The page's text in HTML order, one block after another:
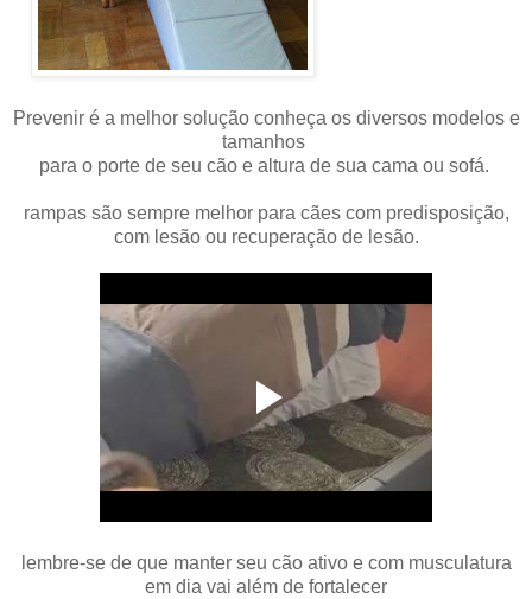
Prevenir é a melhor solução conheça os diversos modelos e
tamanhos
para o porte de seu cão e altura de sua cama ou sofá.
rampas são sempre melhor para cães com predisposição,
com lesão ou recuperação de lesão.
lembre-se de que manter seu cão ativo e com musculatura
em dia vai além de fortalecer